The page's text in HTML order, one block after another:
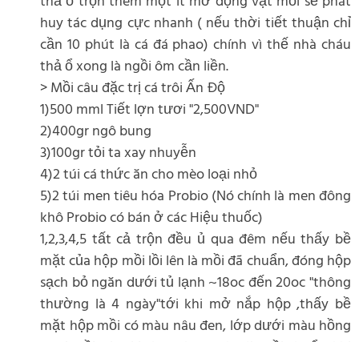
huy tác dụng cực nhanh ( nếu thời tiết thuận chỉ
cần 10 phút là cá đá phao) chính vì thế nhà cháu
thả ổ xong là ngồi ôm cần liền.
> Mồi câu đặc trị cá trôi Ấn Độ
1)500 mml Tiết lợn tươi "2,500VND"
2)400gr ngô bung
3)100gr tỏi ta xay nhuyễn
4)2 túi cá thức ăn cho mèo loại nhỏ
5)2 túi men tiêu hóa Probio (Nó chính là men đông
khô Probio có bán ở các Hiệu thuốc)
1,2,3,4,5 tất cả trộn đều ủ qua đêm nếu thấy bề
mặt của hộp mồi lồi lên là mồi đã chuẩn, đóng hộp
sạch bỏ ngăn dưới tủ lạnh ~18oc đến 20oc "thông
thường là 4 ngày"tới khi mở nắp hộp ,thấy bề
mặt hộp mồi có màu nâu đen, lớp dưới màu hồng